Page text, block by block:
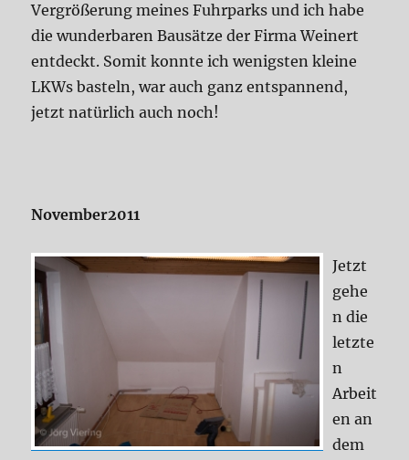
Vergrößerung meines Fuhrparks und ich habe
die wunderbaren Bausätze der Firma Weinert
entdeckt. Somit konnte ich wenigsten kleine
LKWs basteln, war auch ganz entspannend,
jetzt natürlich auch noch!
November2011
Jetzt
gehe
n die
letzte
n
Arbeit
en an
dem